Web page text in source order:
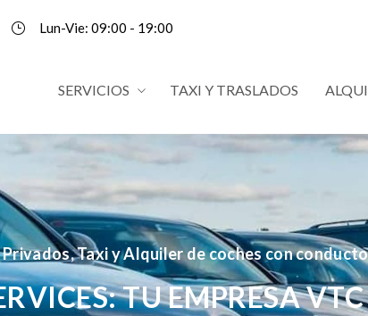
Lun-Vie: 09:00 - 19:00
SERVICIOS TAXI Y TRASLADOS
Taxi y Alquiler de coches con
TU EMPRESA